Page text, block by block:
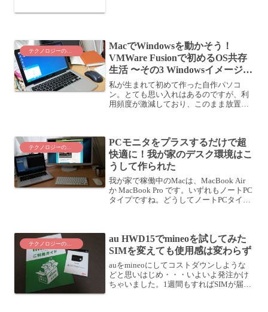
テクノロジーのこと
MacでWindowsを動かそう！
VMWare Fusionで初めるOS共存
生活 〜その3 Windowsイメージ取
込み編〜
私が生まれて初めて作った自作パソコ
ン。とても思い入れはあるのですが、利
用頻度が激減しており、このまま放置す
救出すべく、奮闘しま...
テクノロジーのこと
PCモニタをプラスするだけで超
快適に！我が家のデスク環境はこ
うして作られた
我が家で稼働中のMacは、MacBook Air
か MacBook Pro です。いずれもノートPC
タイプですね。どうしてノートPCタイ
au HWD15でmineoを試してみた
SIMを変えても使用感は変わらず
auをmineoにしてコストダウンしような
どと思いはじめ・・・いよいよ発注かけ
ちゃいました。1週間もすればSIMが届く